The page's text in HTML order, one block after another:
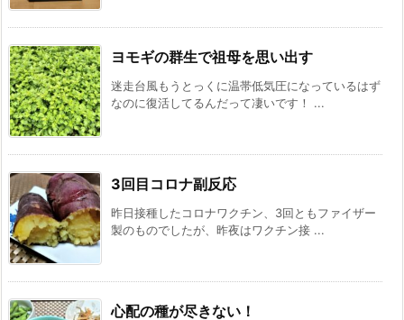
ヨモギの群生で祖母を思い出す
迷走台風もうとっくに温帯低気圧になっているはず
なのに復活してるんだって凄いです！ ...
3回目コロナ副反応
昨日接種したコロナワクチン、3回ともファイザー
製のものでしたが、昨夜はワクチン接 ...
心配の種が尽きない！